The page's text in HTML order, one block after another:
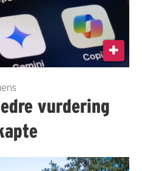
vurdering